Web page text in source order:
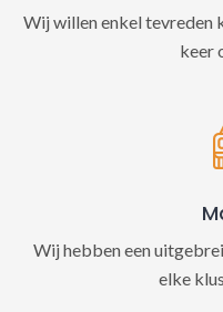
Wij willen enkel tevreden
keer
Wij hebben een
elke